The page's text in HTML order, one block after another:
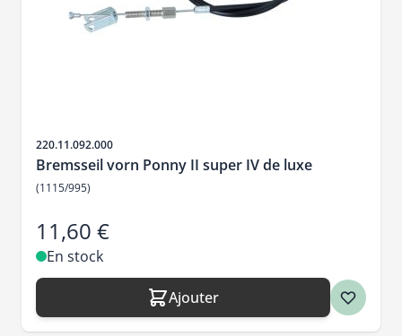
SKU
220.11.092.000
Bremsseil vorn Ponny II super IV de luxe
(1115/995)
11,60 €
En stock
Ajouter